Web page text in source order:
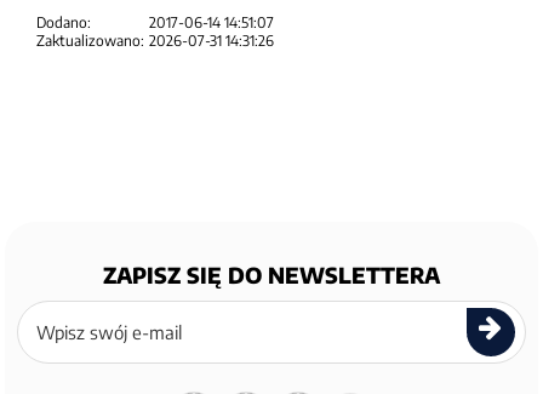
Dodano:
2017-06-14 14:51:07
Zaktualizowano: 2026-07-31 14:31:26
ZAPISZ SIĘ DO NEWSLETTERA
Zapisz
się
newslettera